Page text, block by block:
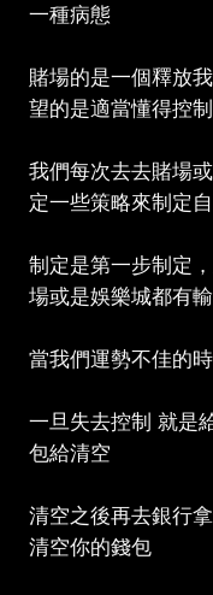
一種病態
賭場的是一個釋放
望的是適當懂得控制
我們每次去去賭場
定一些策略來制定
制定是第一步制定
場或是娛樂城都有
當我們運勢不佳的
一旦失去控制 就是
包給清空
清空之後再去銀行
清空你的錢包